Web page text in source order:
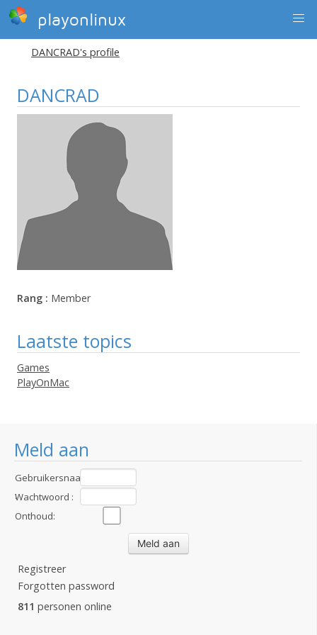
playonlinux
Meld aan
Gebruikersnaam
:Wachtwoord :
Onthoud:
Registreer
Forgotten password
811 personen online
DANCRAD's profile
DANCRAD
Rang : Member
Laatste topics
Games
PlayOnMac